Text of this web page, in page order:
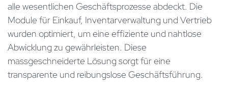
alle wesentlichen Geschäftsprozesse abdeckt. Die
Module für Einkauf, Inventarverwaltung und Vertrieb
wurden optimiert, um eine effiziente und nahtlose
Abwicklung zu gewährleisten. Diese
massgeschneiderte Lösung sorgt für eine
transparente und reibungslose Geschäftsführung.